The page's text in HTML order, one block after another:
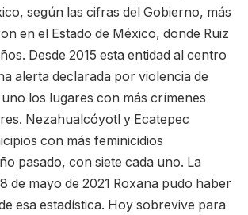
según las cifras del Gobierno, más
en el Estado de México, donde Ruiz
Desde 2015 esta entidad al centro
alerta declarada por violencia de
los lugares con más crímenes
Nezahualcóyotl y Ecatepec
con más feminicidios
pasado, con siete cada uno. La
de mayo de 2021 Roxana pudo haber
esa estadística. Hoy sobrevive para